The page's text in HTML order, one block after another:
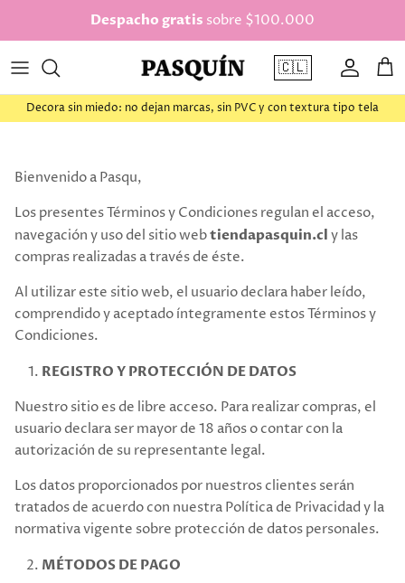
Despacho gratis sobre $100.000
🇨🇱 Cuenta
Decora sin miedo: no dejan marcas, sin PVC y con textura tipo tela
Bienvenido a Pasqu,
Los presentes Términos y Condiciones regulan el acceso,
navegación y uso del sitio webtiendapasquin.cl y las
compras realizadas a través de éste.
Al utilizar este sitio web, el usuario declara haber leído,
comprendido y aceptado íntegramente estos Términos y
Condiciones.
REGISTRO Y PROTECCIÓN DE DATOS
Nuestro sitio es de libre acceso. Para realizar compras, el
usuario declara ser mayor de 18 años o contar con la
autorización de su representante legal.
Los datos proporcionados por nuestros clientes serán
tratados de acuerdo con nuestra Política de Privacidad y la
normativa vigente sobre protección de datos personales.
MÉTODOS DE PAGO